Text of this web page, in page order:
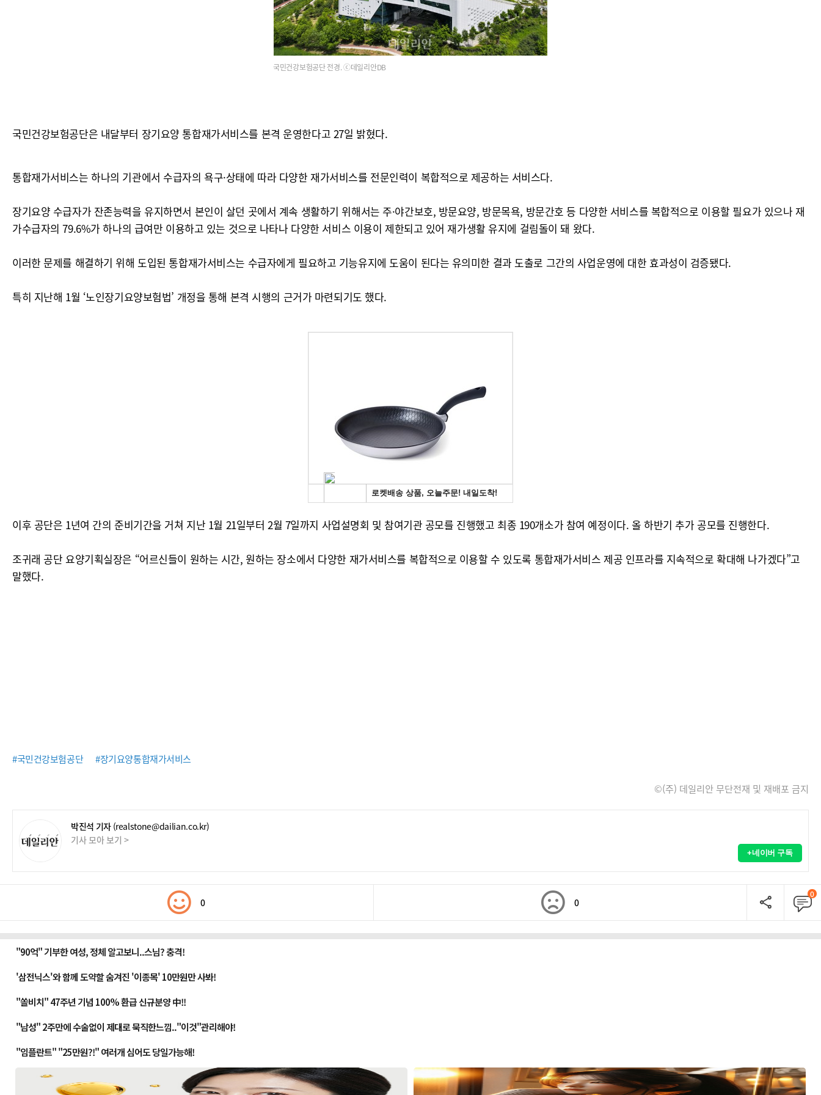
국민건강보험공단 전경. ⓒ데일리안DB
국민건강보험공단은 내달부터 장기요양 통합재가서비스를 본격 운영한다고 27일 밝혔다.
통합재가서비스는 하나의 기관에서 수급자의 욕구·상태에 따라 다양한 재가서비스를 전문인력이 복합적으로 제공하는 서비스다.
장기요양 수급자가 잔존능력을 유지하면서 본인이 살던 곳에서 계속 생활하기 위해서는 주·야간보호, 방문요양, 방문목욕, 방문간호 등 다양한 서비스를 복합적으로 이용할 필요가 있으나 재
가수급자의 79.6%가 하나의 급여만 이용하고 있는 것으로 나타나 다양한 서비스 이용이 제한되고 있어 재가생활 유지에 걸림돌이 돼 왔다.
이러한 문제를 해결하기 위해 도입된 통합재가서비스는 수급자에게 필요하고 기능유지에 도움이 된다는 유의미한 결과 도출로 그간의 사업운영에 대한 효과성이 검증됐다.
특히 지난해 1월 ‘노인장기요양보험법’ 개정을 통해 본격 시행의 근거가 마련되기도 했다.
이후 공단은 1년여 간의 준비기간을 거쳐 지난 1월 21일부터 2월 7일까지 사업설명회 및 참여기관 공모를 진행했고 최종 190개소가 참여 예정이다. 올 하반기 추가 공모를 진행한다.
조귀래 공단 요양기획실장은 “어르신들이 원하는 시간, 원하는 장소에서 다양한 재가서비스를 복합적으로 이용할 수 있도록 통합재가서비스 제공 인프라를 지속적으로 확대해 나가겠다”고
말했다.
#국민건강보험공단 #장기요양통합재가서비스
©(주) 데일리안 무단전재 및 재배포 금지
박진석 기자 (realstone@dailian.co.kr)
기사 모아 보기 >
+네이버 구독
0 0
0